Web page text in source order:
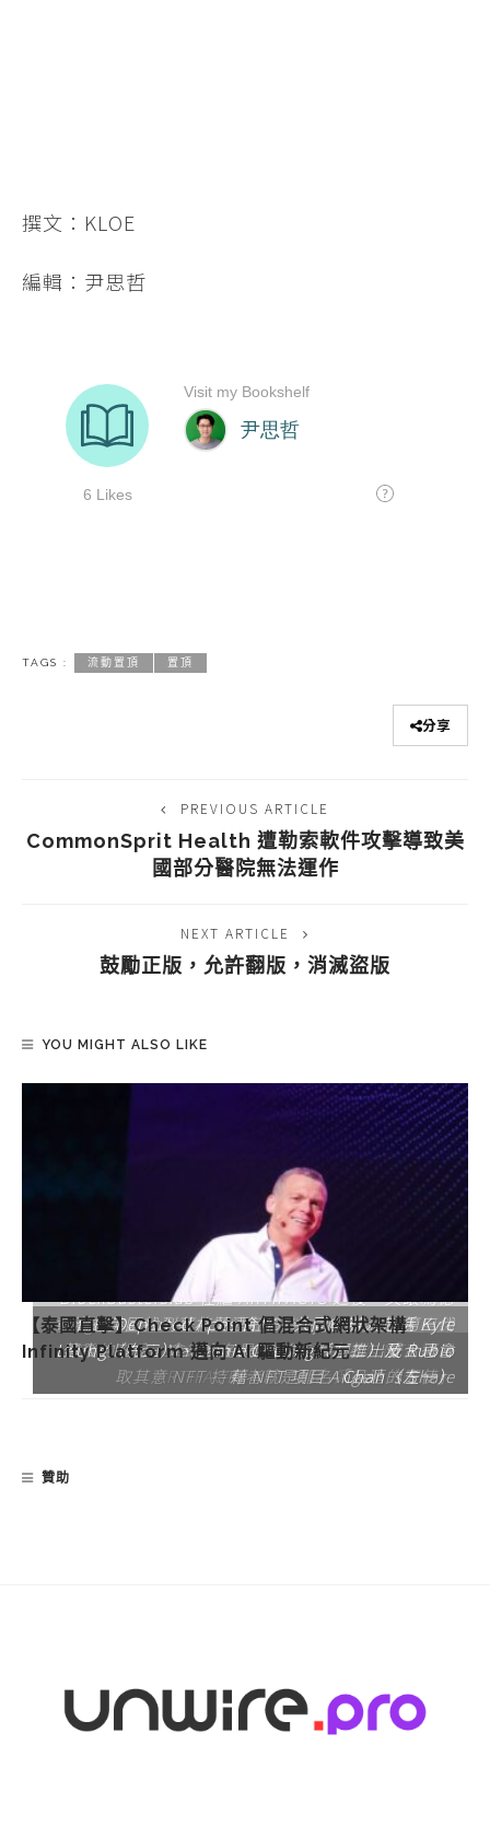
Blockbusterslab 為 SCMP 策劃及製作 NFT 項目
ARTIFACTS，區塊鏈上保存歷史資料。
Angel’s Share 本指威士忌裝在橡木桶過程中自然
蒸發的部分，拿來命名是次 NFT 項目也十分合適，
取其意 NFT 持有者就是那名「品酒的天使」
章濤在英國找到蘇格蘭酒莊 Barley Nectar 的第三代
傳人 Alistair MacDonald 合作，共同推出威士忌會
藉 NFT 項目 Angel’s Share
Blockbusterslab 在繼 ARTIFACTS 之後，又跟馮德
倫的 Departed Apes 合作；共同創辦人包括 Kyle
Leung（右三）、Jamie Cheung（左二）及 Rubio
Chan（左一）
撰文：KLOE
編輯：尹思哲
TAGS : 流動置頂 置頂
分享
PREVIOUS ARTICLE
CommonSprit Health 遭勒索軟件攻擊導致美
國部分醫院無法運作
NEXT ARTICLE
鼓勵正版，允許翻版，消滅盜版
YOU MIGHT ALSO LIKE
【泰國直擊】Check Point 倡混合式網狀架構
Infinity Platform 邁向 AI 驅動新紀元
贊助